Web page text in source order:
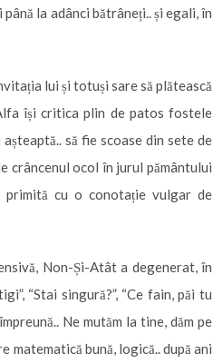
la adânci bătrâneți.. și egali, în
lui și totuși sare să plătească
își critica plin de patos fostele
să fie scoase din sete de
crâncenul ocol în jurul pământului
primită cu o conotație vulgar de
Non-Și-Atât a degenerat, în
“Stai singură?”, “Ce fain, păi tu
Ne mutăm la tine, dăm pe
matematică bună, logică.. după ani